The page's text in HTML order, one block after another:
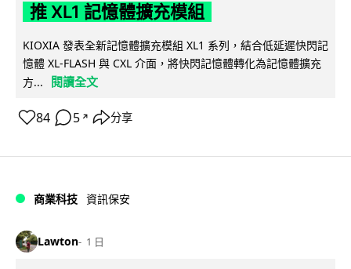
推 XL1 記憶體擴充模組
KIOXIA 發表全新記憶體擴充模組 XL1 系列，結合低延遲快閃記
憶體 XL-FLASH 與 CXL 介面，將快閃記憶體轉化為記憶體擴充
方...
閱讀全文
84 5 ↗ 分享
商業科技 資訊保安
Lawton 1 日